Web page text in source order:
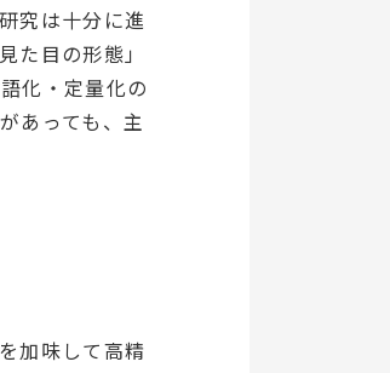
究は十分に進
た目の形態」
化・定量化の
あっても、主
加味して高精